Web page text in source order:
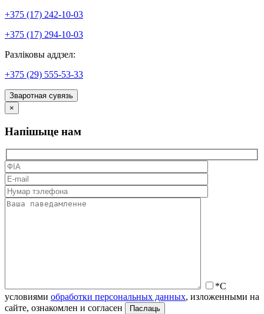
+375 (17) 242-10-03
+375 (17) 294-10-03
Разліковы аддзел:
+375 (29) 555-53-33
Зваротная сувязь
×
Напішыце нам
*С
условиями обработки персональных данных, изложенными на
сайте, ознакомлен и согласен